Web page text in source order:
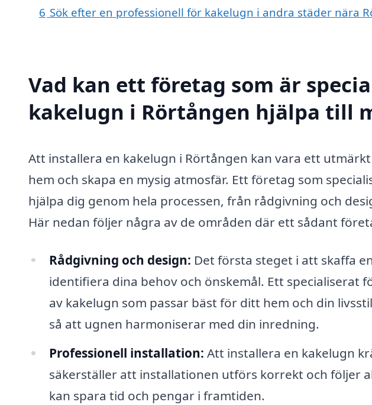
6 Sök efter en professionell för kakelugn i andra städer nära
Vad kan ett företag som är
kakelugn i Rörtången hjälpa till
Att installera en kakelugn i Rörtången kan vara ett
hem och skapa en mysig atmosfär. Ett företag som
hjälpa dig genom hela processen, från rådgivning och
Här nedan följer några av de områden där ett sådant
Rådgivning och design: Det första steget i att skaffa
identifiera dina behov och önskemål. Ett specialiserat
av kakelugn som passar bäst för ditt hem och din
så att ugnen harmoniserar med din inredning.
Professionell installation: Att installera en kakelugn
säkerställer att installationen utförs korrekt och följer
kan spara tid och pengar i framtiden.